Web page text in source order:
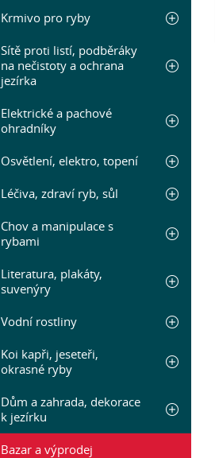
Krmivo pro ryby
Sítě proti listí, podběráky
na nečistoty a ochrana
jezírka
Elektrické a pachové
ohradníky
Osvětlení, elektro, topení
Léčiva, zdraví ryb, sůl
Chov a manipulace s
rybami
Literatura, plakáty,
suvenýry
Vodní rostliny
Koi kapři, jeseteři,
okrasné ryby
Dům a zahrada, dekorace
k jezírku
Bazar a výprodej